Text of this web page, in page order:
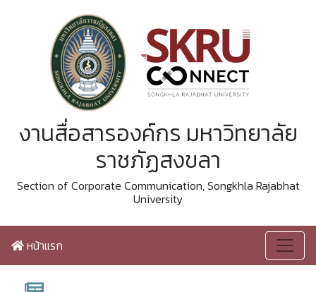
งานสื่อสารองค์กร มหาวิทยาลัย
ราชภัฏสงขลา
Section of Corporate Communication, Songkhla Rajabhat
University
หน้าแรก